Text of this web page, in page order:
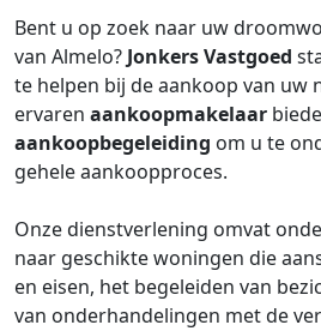
Bent u op zoek naar uw
van Almelo? Jonkers Vastgoed
te helpen bij de aankoop van uw
ervaren aankoopmakelaar
aankoopbegeleiding om u te
gehele aankoopproces.
Onze dienstverlening omvat
naar geschikte woningen die
en eisen, het begeleiden van
van onderhandelingen met de